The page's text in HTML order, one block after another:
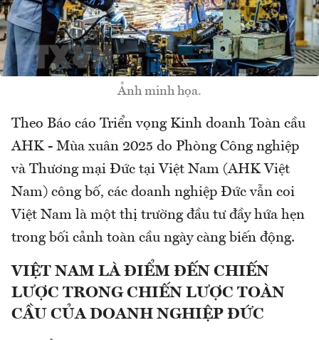
Ảnh minh họa.
Theo Báo cáo Triển vọng Kinh doanh Toàn cầu
AHK - Mùa xuân 2025 do Phòng Công nghiệp
và Thương mại Đức tại Việt Nam (AHK Việt
Nam) công bố, các doanh nghiệp Đức vẫn coi
Việt Nam là một thị trường đầu tư đầy hứa hẹn
trong bối cảnh toàn cầu ngày càng biến động.
VIỆT NAM LÀ ĐIỂM ĐẾN CHIẾN
LƯỢC TRONG CHIẾN LƯỢC TOÀN
CẦU CỦA DOANH NGHIỆP ĐỨC